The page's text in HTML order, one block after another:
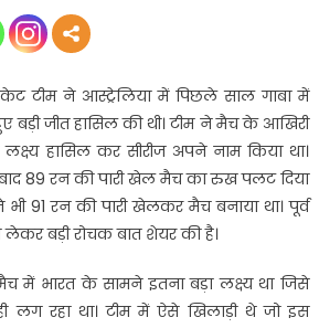
टीम ने आस्ट्रेलिया में पिछले साल गाबा में
बड़ी जीत हासिल की थी। टीम ने मैच के आखिरी
हासिल कर सीरीज अपने नाम किया था।
89 रन की पारी खेल मैच का रुख पलट दिया
91 रन की पारी खेलकर मैच बनाया था। पूर्व
लेकर बड़ी रोचक बात शेयर की है।
में भारत के सामने इतना बड़ा लक्ष्य था जिसे
लग रहा था। टीम में ऐसे खिलाड़ी थे जो इस